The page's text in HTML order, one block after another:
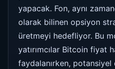
yapacak. Fon, aynı
olarak bilinen opsiyon
üretmeyi hedefliyor. Bu
yatırımcılar Bitcoin fiyat
faydalanırken,